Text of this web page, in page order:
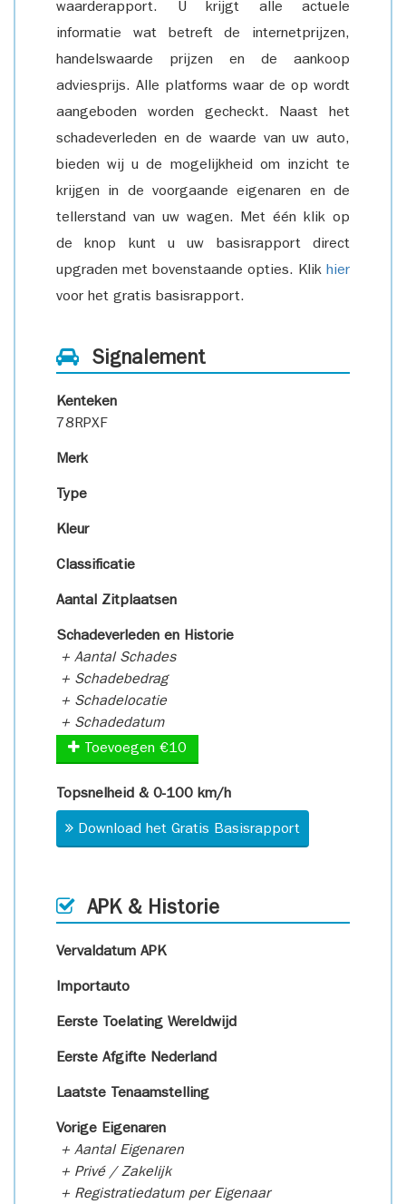
waarderapport. U krijgt alle actuele
informatie wat betreft de internetprijzen,
handelswaarde prijzen en de aankoop
adviesprijs. Alle platforms waar de op wordt
aangeboden worden gecheckt. Naast het
schadeverleden en de waarde van uw auto,
bieden wij u de mogelijkheid om inzicht te
krijgen in de voorgaande eigenaren en de
tellerstand van uw wagen. Met één klik op
de knop kunt u uw basisrapport direct
upgraden met bovenstaande opties. Klik hier
voor het gratis basisrapport.
Signalement
Kenteken
78RPXF
Merk
Type
Kleur
Classificatie
Aantal Zitplaatsen
Schadeverleden en Historie
+ Aantal Schades
+ Schadebedrag
+ Schadelocatie
+ Schadedatum
Toevoegen €10
Topsnelheid & 0-100 km/h
Download het Gratis Basisrapport
APK & Historie
Vervaldatum APK
Importauto
Eerste Toelating Wereldwijd
Eerste Afgifte Nederland
Laatste Tenaamstelling
Vorige Eigenaren
+ Aantal Eigenaren
+ Privé / Zakelijk
+ Registratiedatum per Eigenaar